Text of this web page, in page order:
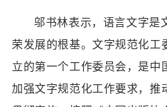
邬书林表示，语言文字是
荣发展的根基。文字规范化工
立的第一个工作委员会，是中
加强文字规范化工作要求，推